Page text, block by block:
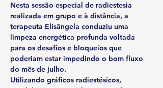
Nesta sessão especial de radiestesia
realizada em grupo e à distância, a
terapeuta Elisângela conduziu uma
limpeza energética profunda voltada
para os desafios e bloqueios que
poderiam estar impedindo o bom fluxo
do mês de julho.
Utilizando gráficos radiestésicos,